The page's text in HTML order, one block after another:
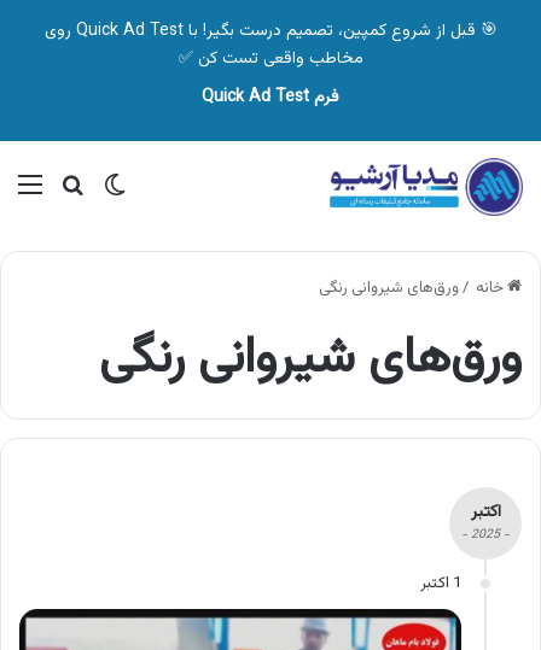
🎯 قبل از شروع کمپین، تصمیم درست بگیر! با Quick Ad Test روی
مخاطب واقعی تست کن ✅
فرم Quick Ad Test
تغییر پوسته
خانه /ورق‌های شیروانی رنگی
ورق‌های شیروانی رنگی
اکتبر
- 2025 -
1 اکتبر